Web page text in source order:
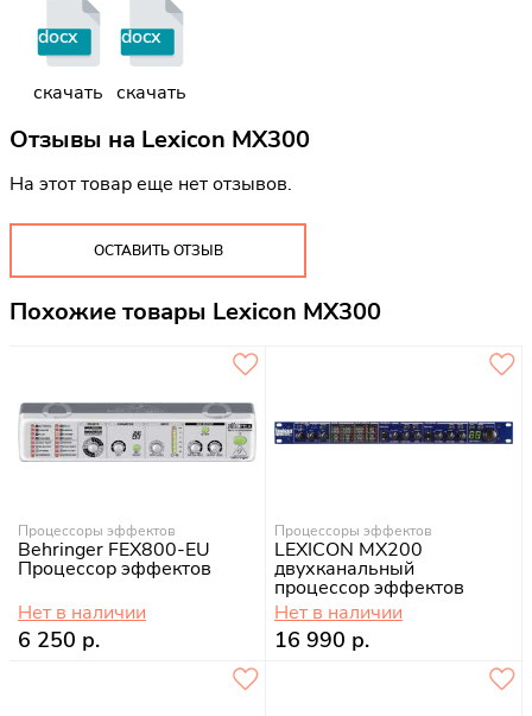
docx
скачать
docx
скачать
Отзывы на Lexicon MX300
На этот товар еще нет отзывов.
ОСТАВИТЬ ОТЗЫВ
Похожие товары Lexicon MX300
Процессоры эффектов
Behringer FEX800-EU
Процессор эффектов
Нет в наличии
6 250 р.
Процессоры эффектов
LEXICON MX200
двухканальный
процессор эффектов
Нет в наличии
16 990 р.